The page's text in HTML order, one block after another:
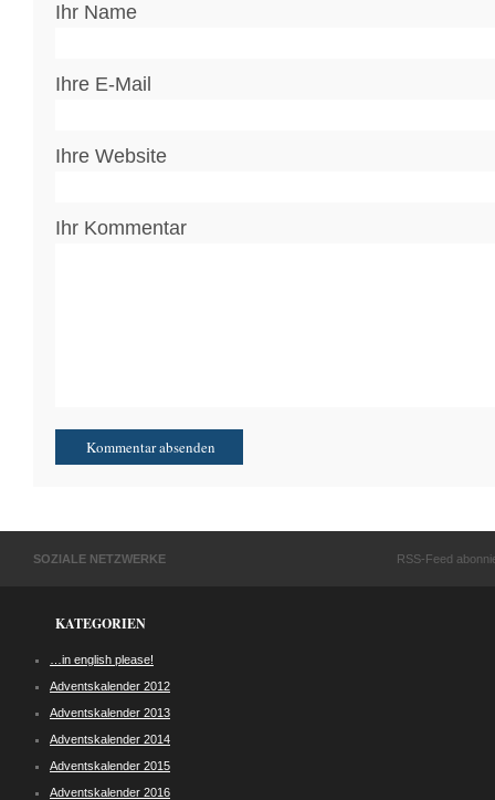
Ihr Name
Ihre E-Mail
Ihre Website
Ihr Kommentar
SOZIALE NETZWERKE RSS-Feed
KATEGORIEN
…in english please!
Adventskalender 2012
Adventskalender 2013
Adventskalender 2014
Adventskalender 2015
Adventskalender 2016